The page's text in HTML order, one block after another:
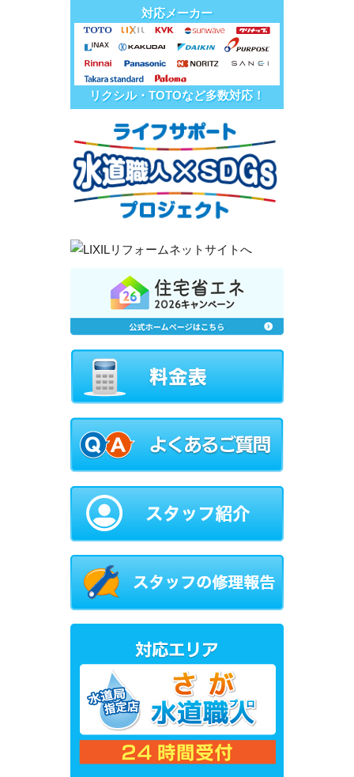
対応メーカー
リクシル・TOTOなど多数対応！